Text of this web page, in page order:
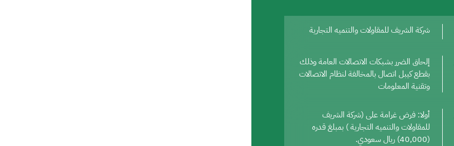
شركة الشريف للمقاولات والتنميه التجارية
إلحاق الضرر بشبكات الاتصالات العامة وذلك
بقطع كيبل اتصال بالمخالفة لنظام الاتصالات
وتقنية المعلومات
أولا: فرض غرامة على (شركة الشريف
للمقاولات والتنميه التجارية ) بمبلغ قدره
(40,000) ريال سعودي.